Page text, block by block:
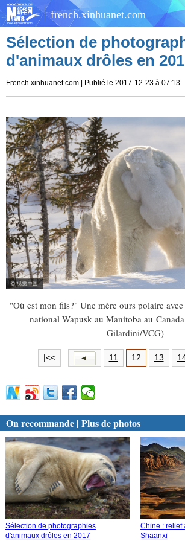
french.xinhuanet.com
CHINE
SANTÉ
SCI&TECH
TOURISME
DOSSIERS
VIDÉOS
Sélection de
d'animaux drôles en
French.xinhuanet.com | Publié le 2017-12-23 à 07:13
"Où est mon fils?" Une mère ours polaire
national Wapusk au Manitoba au
Gilardini/VCG)
|<< 11 12 13
On recommande | Plus de photos
Sélection de photographies
d'animaux drôles en 2017
Chine : relief
Shaanxi